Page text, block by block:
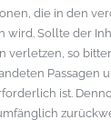
die in den
Sollte der
verletzen, so
ist.